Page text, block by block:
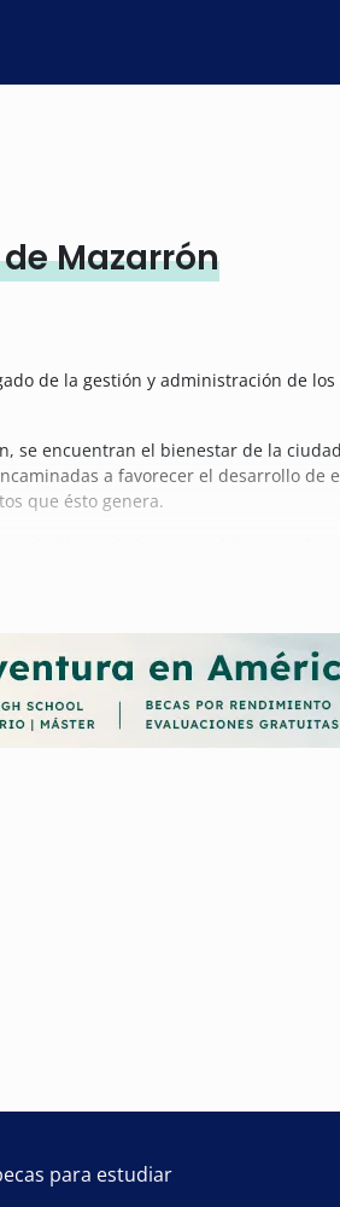
Mazarrón
de la gestión y administración de
encuentran el bienestar de la
a favorecer el desarrollo de
que ésto genera.
para estudiar